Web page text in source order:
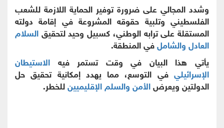
وشدد المجالي على ضرورة توفير الحماية اللازمة للشعب
الفلسطيني وتلبية حقوقه المشروعة في إقامة دولته
المستقلة على ترابه الوطني، كسبيل وحيد لتحقيقالسلام
العادل والشاملفي المنطقة.
يأتي هذا البيان في وقت تستمر فيه الاستيطان
الإسرائيلي في التوسع، مما يهدد إمكانية تحقيق حل
الدولتين ويعرضالأمن والسلم الإقليميينللخطر.